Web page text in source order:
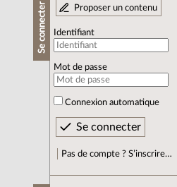
Se connecter Proposer un contenu
Identifiant
Mot de passe
Connexion automatique
Pas de compte ? S’inscrire…